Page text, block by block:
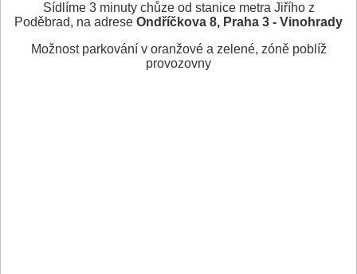
Sídlíme 3 minuty chůze od stanice metra Jiřího z
Poděbrad, na adrese Ondříčkova 8, Praha 3 - Vinohrady
Možnost parkování v oranžové a zelené, zóně poblíž
provozovny